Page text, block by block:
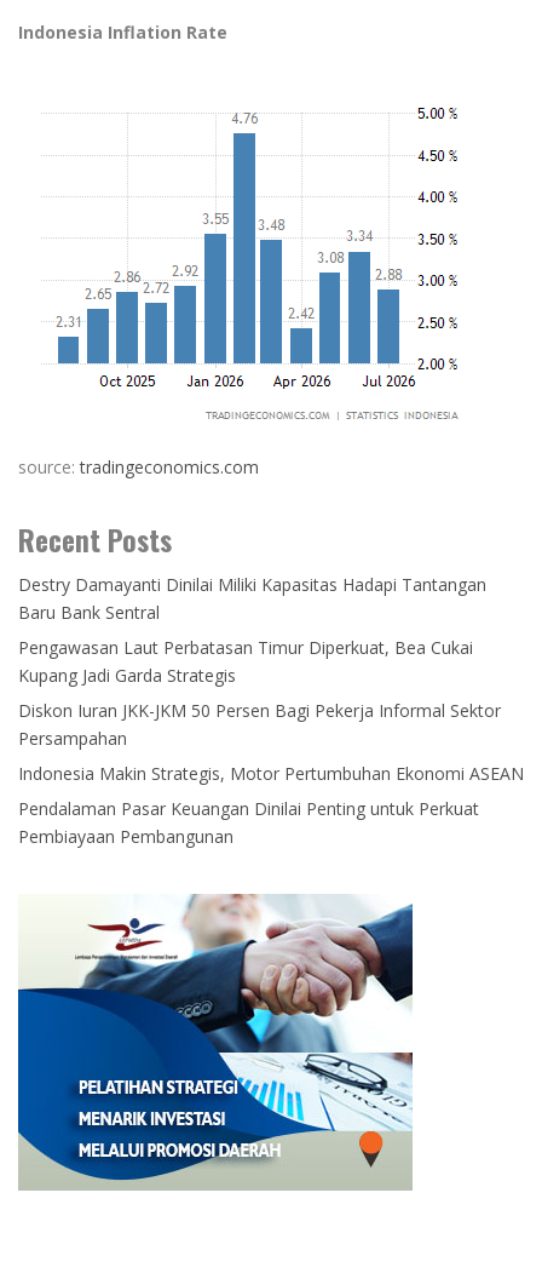
Indonesia Inflation Rate
source:tradingeconomics.com
Recent Posts
Destry Damayanti Dinilai Miliki Kapasitas Hadapi Tantangan
Baru Bank Sentral
Pengawasan Laut Perbatasan Timur Diperkuat, Bea Cukai
Kupang Jadi Garda Strategis
Diskon Iuran JKK-JKM 50 Persen Bagi Pekerja Informal Sektor
Persampahan
Indonesia Makin Strategis, Motor Pertumbuhan Ekonomi ASEAN
Pendalaman Pasar Keuangan Dinilai Penting untuk Perkuat
Pembiayaan Pembangunan